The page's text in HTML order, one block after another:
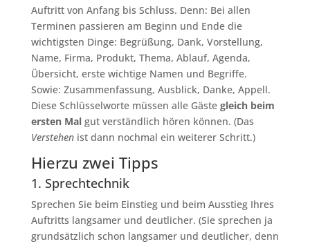
Auftritt von Anfang bis Schluss. Denn: Bei allen
Terminen passieren am Beginn und Ende die
wichtigsten Dinge: Begrüßung, Dank, Vorstellung,
Name, Firma, Produkt, Thema, Ablauf, Agenda,
Übersicht, erste wichtige Namen und Begriffe.
Sowie: Zusammenfassung, Ausblick, Danke, Appell.
Diese Schlüsselworte müssen alle Gäste gleich beim
ersten Malgut verständlich hören können. (Das
Verstehenist dann nochmal ein weiterer Schritt.)
Hierzu zwei Tipps
1. Sprechtechnik
Sprechen Sie beim Einstieg und beim Ausstieg Ihres
Auftritts langsamer und deutlicher. (Sie sprechen ja
grundsätzlich schon langsamer und deutlicher, denn